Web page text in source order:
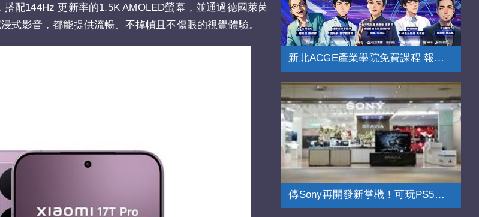
配144Hz 更新率的1.5K AMOLED螢幕，並通過德國萊茵
式影音，都能提供流暢、不掉幀且不傷眼的視覺體驗。
新北ACGE產業學院免費課程 報名開跑
傳Sony再開發新掌機！可玩PS5挑戰Switch